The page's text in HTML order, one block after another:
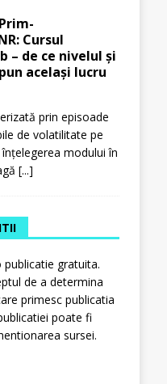
Cursul
– de ce nivelul și
același lucru
prin episoade
de volatilitate pe
modului în
[...]
publicatie gratuita.
de a determina
primesc publicatia
poate fi
sursei.